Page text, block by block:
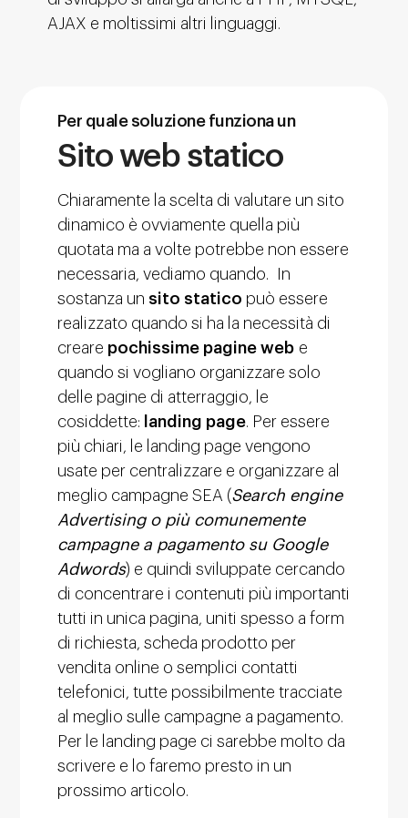
AJAX e moltissimi altri linguaggi.
Per quale soluzione funziona un
Sito web statico
Chiaramente la scelta di valutare un sito
dinamico è ovviamente quella più
quotata ma a volte potrebbe non essere
necessaria, vediamo quando. In
sostanza un sito statico può essere
realizzato quando si ha la necessità di
creare pochissime pagine webe
quando si vogliano organizzare solo
delle pagine di atterraggio, le
cosiddette:
landing page. Per essere
più chiari, le landing page vengono
usate per centralizzare e organizzare al
meglio campagne SEA (Search engine
Advertising o più comunemente
campagne a pagamento su Google
Adwords) e quindi sviluppate cercando
di concentrare i contenuti più importanti
tutti in unica pagina, uniti spesso a form
di richiesta, scheda prodotto per
vendita online o semplici contatti
telefonici, tutte possibilmente tracciate
al meglio sulle campagne a pagamento.
Per le landing page ci sarebbe molto da
scrivere e lo faremo presto in un
prossimo articolo.